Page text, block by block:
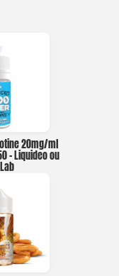
20mg/ml
– Liquideo ou